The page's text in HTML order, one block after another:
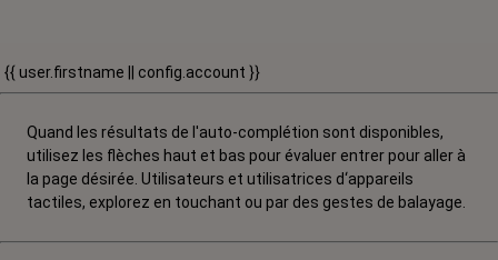
{{ user.firstname || config.account }}
Quand les résultats de l'auto-complétion sont disponibles,
utilisez les flèches haut et bas pour évaluer entrer pour aller à
la page désirée. Utilisateurs et utilisatrices d‘appareils
tactiles, explorez en touchant ou par des gestes de balayage.